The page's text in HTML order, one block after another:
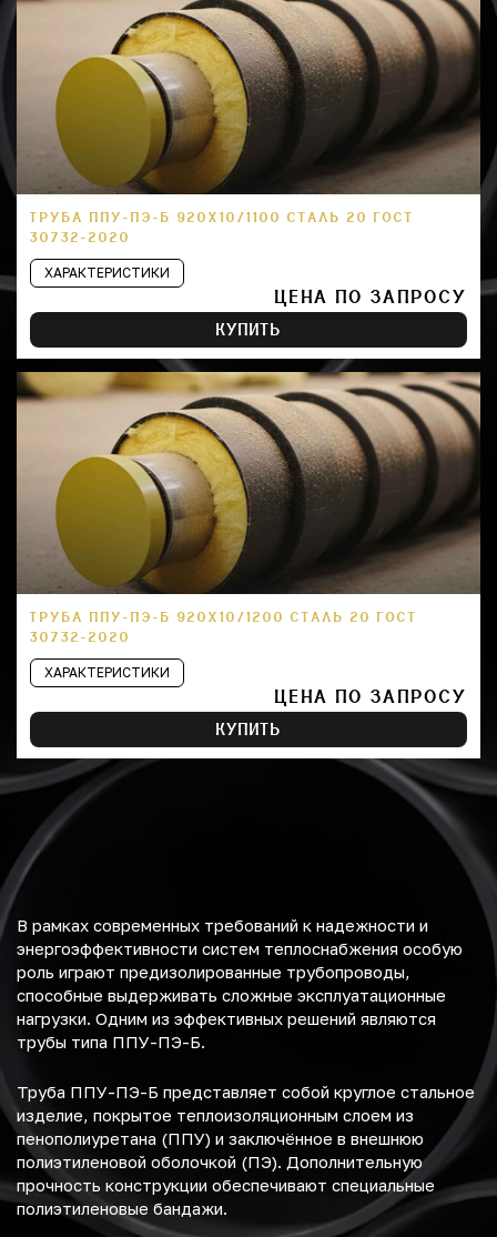
ТРУБА ППУ-ПЭ-Б 920Х10/1100 СТАЛЬ 20 ГОСТ
30732-2020
ХАРАКТЕРИСТИКИ
ЦЕНА ПО ЗАПРОСУ
КУПИТЬ
ТРУБА ППУ-ПЭ-Б 920Х10/1200 СТАЛЬ 20 ГОСТ
30732-2020
ХАРАКТЕРИСТИКИ
ЦЕНА ПО ЗАПРОСУ
КУПИТЬ
В рамках современных требований к надежности и
энергоэффективности систем теплоснабжения особую
роль играют предизолированные трубопроводы,
способные выдерживать сложные эксплуатационные
нагрузки. Одним из эффективных решений являются
трубы типа ППУ-ПЭ-Б.
Труба ППУ-ПЭ-Б представляет собой круглое стальное
изделие, покрытое теплоизоляционным слоем из
пенополиуретана (ППУ) и заключённое в внешнюю
полиэтиленовой оболочкой (ПЭ). Дополнительную
прочность конструкции обеспечивают специальные
полиэтиленовые бандажи.